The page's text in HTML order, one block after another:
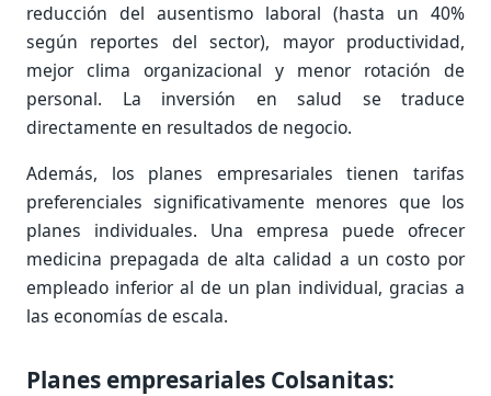
reducción del ausentismo laboral (hasta un 40%
según reportes del sector), mayor productividad,
mejor clima organizacional y menor rotación de
personal. La inversión en salud se traduce
directamente en resultados de negocio.
Además, los planes empresariales tienen tarifas
preferenciales significativamente menores que los
planes individuales. Una empresa puede ofrecer
medicina prepagada de alta calidad a un costo por
empleado inferior al de un plan individual, gracias a
las economías de escala.
Planes empresariales Colsanitas: